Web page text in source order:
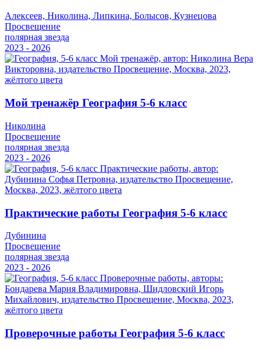
Алексеев, Николина, Липкина, Болысов, Кузнецова
Просвещение
полярная звезда
2023 - 2026
Мой тренажёр География 5-6 класс
Николина
Просвещение
полярная звезда
2023 - 2026
Практические работы География 5-6 класс
Дубинина
Просвещение
полярная звезда
2023 - 2026
Проверочные работы География 5-6 класс